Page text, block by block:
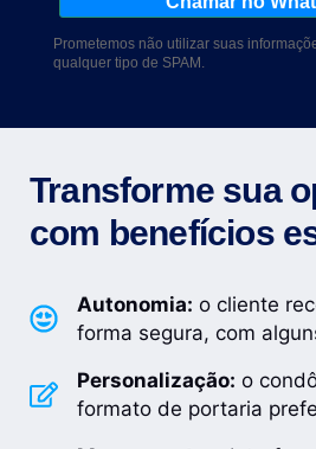
Prometemos não utilizar suas
qualquer tipo de SPAM.
Transforme sua
com benefícios
Autonomia: o cliente
forma segura, com
Personalização: o
formato de portaria